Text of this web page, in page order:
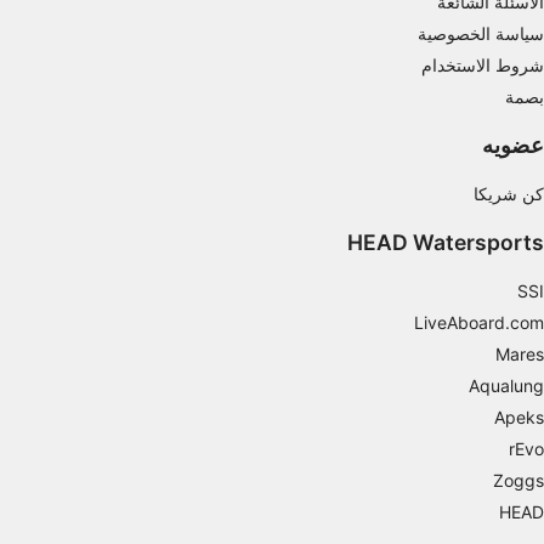
سياسة الخصوصية
شروط الاستخدام
بصمة
عضويه
كن شريكا
HEAD Watersports
SSI
LiveAboard.com
Mares
Aqualung
Apeks
rEvo
Zoggs
HEAD